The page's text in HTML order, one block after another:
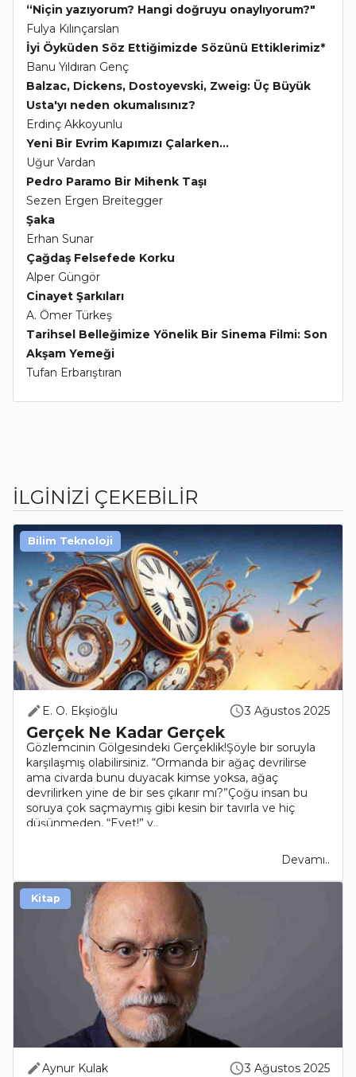
“Niçin yazıyorum? Hangi doğruyu onaylıyorum?"
Fulya Kılınçarslan
İyi Öyküden Söz Ettiğimizde Sözünü Ettiklerimiz*
Banu Yıldıran Genç
Balzac, Dickens, Dostoyevski, Zweig: Üç Büyük
Usta'yı neden okumalısınız?
Erdinç Akkoyunlu
Yeni Bir Evrim Kapımızı Çalarken...
Uğur Vardan
Pedro Paramo Bir Mihenk Taşı
Sezen Ergen Breitegger
Şaka
Erhan Sunar
Çağdaş Felsefede Korku
Alper Güngör
Cinayet Şarkıları
A. Ömer Türkeş
Tarihsel Belleğimize Yönelik Bir Sinema Filmi: Son
Akşam Yemeği
Tufan Erbarıştıran
İLGİNİZİ ÇEKEBİLİR
E. O. Ekşioğlu 3 Ağustos 2025
Gerçek Ne Kadar Gerçek
Gözlemcinin Gölgesindeki Gerçeklik!Şöyle bir soruyla
karşılaşmış olabilirsiniz. “Ormanda bir ağaç devrilirse
ama civarda bunu duyacak kimse yoksa, ağaç
devrilirken yine de bir ses çıkarır mı?”Çoğu insan bu
soruya çok saçmaymış gibi kesin bir tavırla ve hiç
düşünmeden, “Evet!” y..
Devamı..
Bilim Teknoloji
Aynur Kulak 3 Ağustos 2025
Kitap